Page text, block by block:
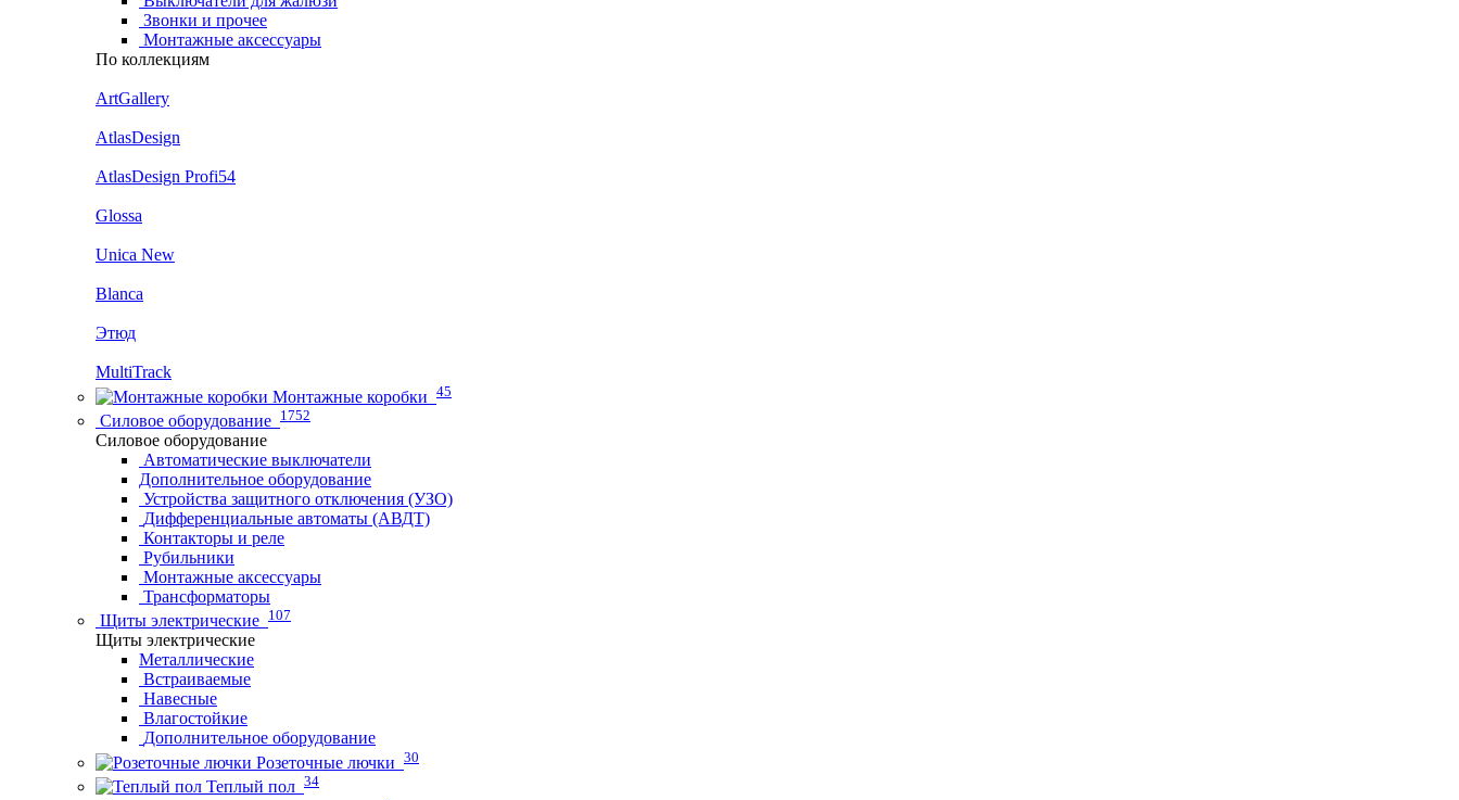
Звонки и прочее
Монтажные аксессуары
По коллекциям
ArtGallery
AtlasDesign
AtlasDesign Profi54
Glossa
Unica New
Blanca
Этюд
MultiTrack
Монтажные коробки 45
Силовое оборудование 1752
Силовое оборудование
Автоматические выключатели
Дополнительное оборудование
Устройства защитного отключения (УЗО)
Дифференциальные автоматы (АВДТ)
Контакторы и реле
Рубильники
Монтажные аксессуары
Трансформаторы
Щиты электрические 107
Щиты электрические
Металлические
Встраиваемые
Навесные
Влагостойкие
Дополнительное оборудование
Розеточные лючки 30
Теплый пол 34